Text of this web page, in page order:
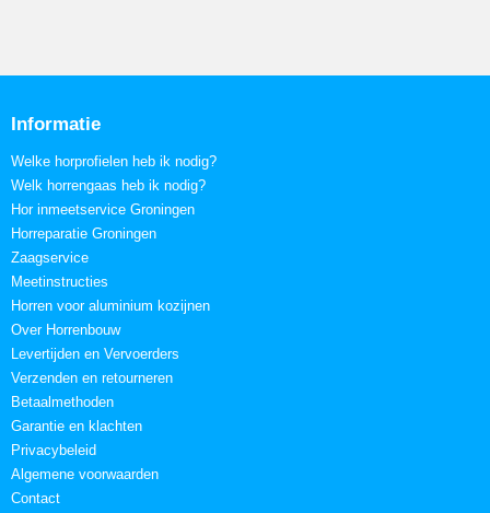
Informatie
Welke horprofielen heb ik nodig?
Welk horrengaas heb ik nodig?
Hor inmeetservice Groningen
Horreparatie Groningen
Zaagservice
Meetinstructies
Horren voor aluminium kozijnen
Over Horrenbouw
Levertijden en Vervoerders
Verzenden en retourneren
Betaalmethoden
Garantie en klachten
Privacybeleid
Algemene voorwaarden
Contact